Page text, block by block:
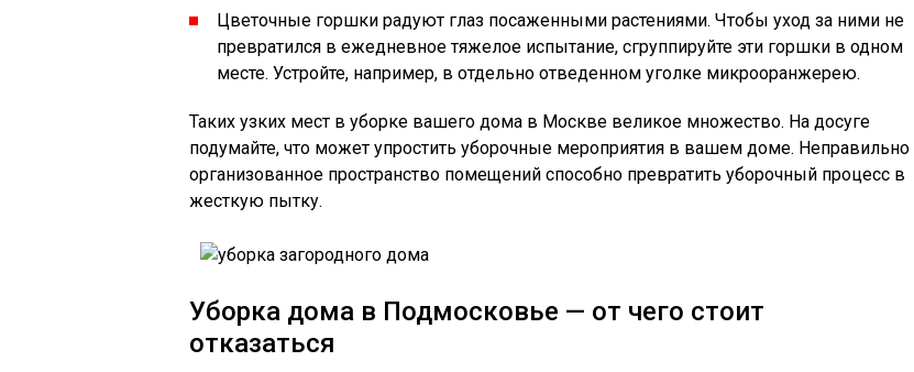
Цветочные горшки радуют глаз посаженными растениями. Чтобы уход за ними не
превратился в ежедневное тяжелое испытание, сгруппируйте эти горшки в одном
месте. Устройте, например, в отдельно отведенном уголке микрооранжерею.
Таких узких мест в уборке вашего дома в Москве великое множество. На досуге
подумайте, что может упростить уборочные мероприятия в вашем доме. Неправильно
организованное пространство помещений способно превратить уборочный процесс в
жесткую пытку.
Уборка дома в Подмосковье — от чего стоит
отказаться